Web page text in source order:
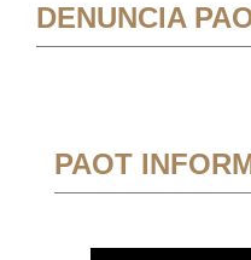
DENUNCIA
PAOT